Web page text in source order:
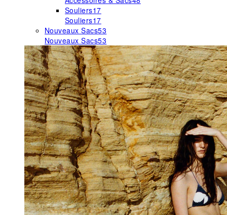
Souliers17
Souliers17
Nouveaux Sacs53
Nouveaux Sacs53